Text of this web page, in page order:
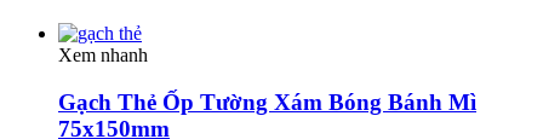
Xem nhanh
Gạch Thẻ Ốp Tường Xám Bóng Bánh Mì
75x150mm